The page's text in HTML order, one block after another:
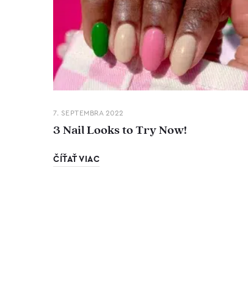
7. SEPTEMBRA 2022
3 Nail Looks to Try Now!
ČÍŤAŤ VIAC